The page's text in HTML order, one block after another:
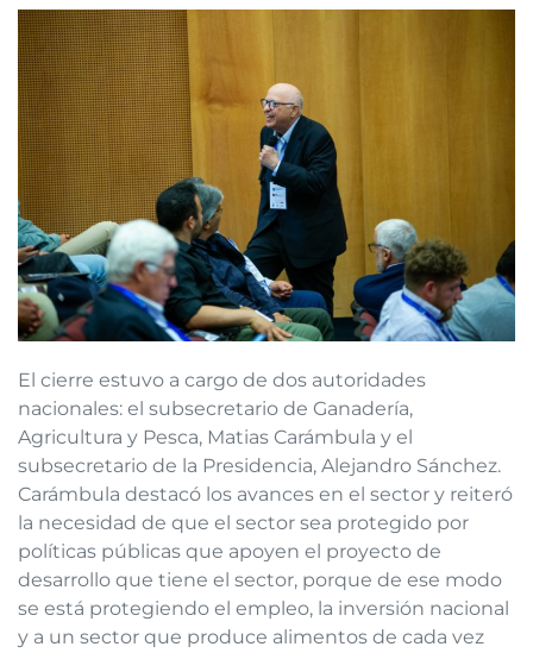
El cierre estuvo a cargo de dos autoridades
nacionales: el subsecretario de Ganadería,
Agricultura y Pesca, Matias Carámbula y el
subsecretario de la Presidencia, Alejandro Sánchez.
Carámbula destacó los avances en el sector y reiteró
la necesidad de que el sector sea protegido por
políticas públicas que apoyen el proyecto de
desarrollo que tiene el sector, porque de ese modo
se está protegiendo el empleo, la inversión nacional
y a un sector que produce alimentos de cada vez